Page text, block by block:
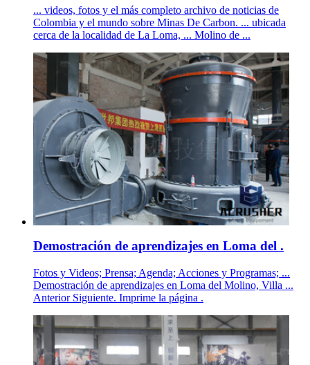
... videos, fotos y el más completo archivo de noticias de
Colombia y el mundo sobre Minas De Carbon. ... ubicada
cerca de la localidad de La Loma, ... Molino de ...
Demostración de aprendizajes en Loma del .
Fotos y Videos; Prensa; Agenda; Acciones y Programas; ...
Demostración de aprendizajes en Loma del Molino, Villa ...
Anterior Siguiente. Imprime la página .